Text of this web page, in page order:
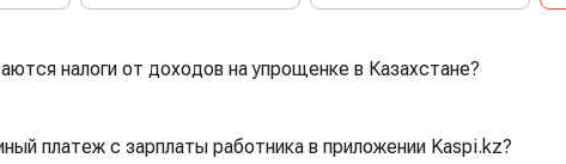
налоги от доходов на упрощенке в Казахстане?
платеж с зарплаты работника в приложении Kaspi.kz?